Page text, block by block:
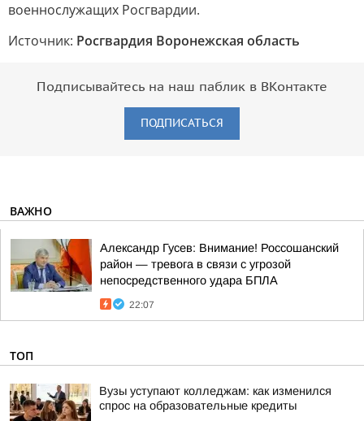
военнослужащих Росгвардии.
Источник: Росгвардия Воронежская область
Подписывайтесь на наш паблик в ВКонтакте
ПОДПИСАТЬСЯ
ВАЖНО
Александр Гусев: Внимание! Россошанский
район — тревога в связи с угрозой
непосредственного удара БПЛА
22:07
ТОП
Вузы уступают колледжам: как изменился
спрос на образовательные кредиты